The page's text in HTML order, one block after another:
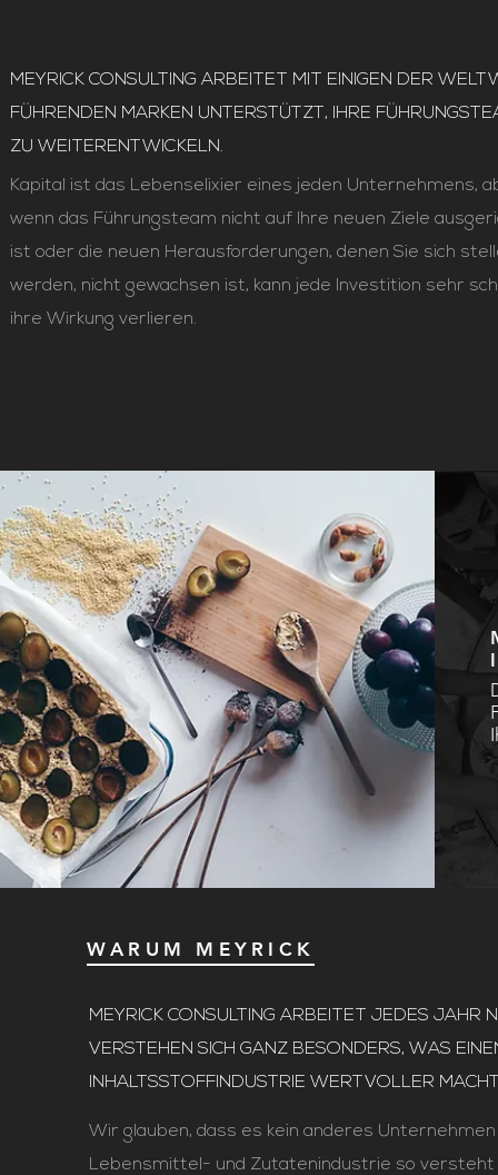
MEYRICK CONSULTING ARBEITET MIT EINIGEN DER
FÜHRENDEN MARKEN UNTERSTÜTZT, IHRE
ZU WEITERENTWICKELN.
Kapital ist das Lebenselixier eines jeden Unternehmens,
wenn das Führungsteam nicht auf Ihre neuen Ziele
ist oder die neuen Herausforderungen, denen Sie sich
werden, nicht gewachsen ist, kann jede Investition sehr
ihre Wirkung verlieren.
WARUM MEYRICK
MEYRICK CONSULTING ARBEITET JEDES JAHR
VERSTEHEN SICH GANZ BESONDERS, WAS
INHALTSSTOFFINDUSTRIE WERTVOLLER
Wir glauben, dass es kein anderes
Lebensmittel- und Zutatenindustrie so versteht